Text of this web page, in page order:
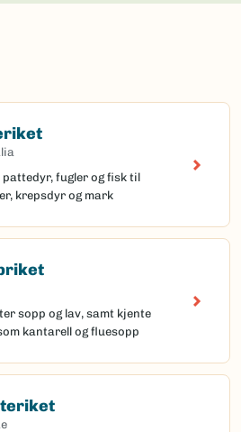
fugler og fisk til
krepsdyr og mark
sopp og lav, samt kjente
kantarell og fluesopp